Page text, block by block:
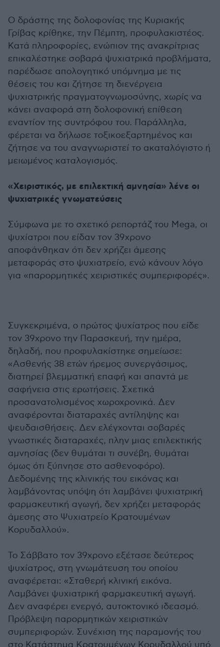
Ο δράστης της δολοφονίας της Κυριακής
Γρίβας κρίθηκε, την Πέμπτη, προφυλακιστέος.
Κατά πληροφορίες, ενώπιον της ανακρίτριας
επικαλέστηκε σοβαρά ψυχιατρικά προβλήματα,
παρέδωσε απολογητικό υπόμνημα με τις
θέσεις του και ζήτησε τη διενέργεια
ψυχιατρικής πραγματογνωμοσύνης, χωρίς να
κάνει αναφορά στη δολοφονική επίθεση
εναντίον της συντρόφου του. Παράλληλα,
φέρεται να δήλωσε τοξικοεξαρτημένος και
ζήτησε να του αναγνωριστεί το ακαταλόγιστο ή
μειωμένος καταλογισμός.
«Χειριστικός, με επιλεκτική αμνησία» λένε οι
ψυχιατρικές γνωματεύσεις
Σύμφωνα με το σχετικό ρεπορτάζ του Mega, οι
ψυχίατροι που είδαν τον 39χρονο
αποφάνθηκαν ότι δεν χρήζει άμεσης
μεταφοράς στο ψυχιατρείο, ενώ κάνουν λόγο
για «παρορμητικές χειριστικές συμπεριφορές».
Συγκεκριμένα, ο πρώτος ψυχίατρος που είδε
τον 39χρονο την Παρασκευή, την ημέρα,
δηλαδή, που προφυλακίστηκε σημείωσε:
«Ασθενής 38 ετών ήρεμος συνεργάσιμος,
διατηρεί βλεμματική επαφή και απαντά με
σαφήνεια στις ερωτήσεις. Σχετικά
προσανατολισμένος χωροχρονικά. Δεν
αναφέρονται διαταραχές αντίληψης και
ψευδαισθήσεις. Δεν ελέγχονται σοβαρές
γνωστικές διαταραχές, πλην μιας επιλεκτικής
αμνησίας (δεν θυμάται τι συνέβη, θυμάται
όμως ότι ξύπνησε στο ασθενοφόρο).
Δεδομένης της κλινικής του εικόνας και
λαμβάνοντας υπόψη ότι λαμβάνει ψυχιατρική
φαρμακευτική αγωγή, δεν χρήζει μεταφοράς
άμεσης στο Ψυχιατρείο Κρατουμένων
Κορυδαλλού».
Το Σάββατο τον 39χρονο εξέτασε δεύτερος
ψυχίατρος, στη γνωμάτευση του οποίου
αναφέρεται: «Σταθερή κλινική εικόνα.
Λαμβάνει ψυχιατρική φαρμακευτική αγωγή.
Δεν αναφέρει ενεργό, αυτοκτονικό ιδεασμό.
Πρόβλεψη παρορμητικών χειριστικών
συμπεριφορών. Συνέχιση της παραμονής του
στο Κατάστημα Κρατουμένων Κορυδαλλού υπό